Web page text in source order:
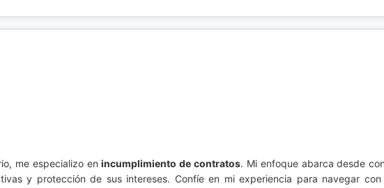
me especializo enincumplimiento de contratos. Mi enfoque abarca desde
y protección de sus intereses. Confíe en mi experiencia para navegar